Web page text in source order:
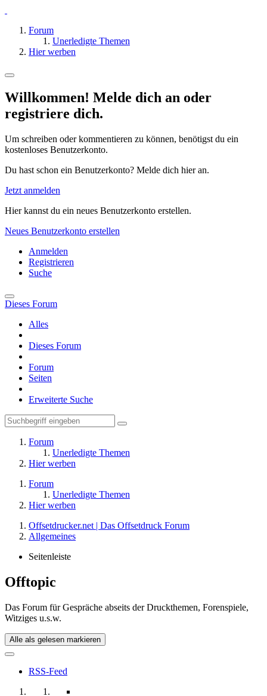
Forum
Unerledigte Themen
Hier werben
Willkommen! Melde dich an oder
registriere dich.
Um schreiben oder kommentieren zu können, benötigst du ein
kostenloses Benutzerkonto.
Du hast schon ein Benutzerkonto? Melde dich hier an.
Jetzt anmelden
Hier kannst du ein neues Benutzerkonto erstellen.
Neues Benutzerkonto erstellen
Anmelden
Registrieren
Suche
Dieses Forum
Alles
Dieses Forum
Forum
Seiten
Erweiterte Suche
Forum
Unerledigte Themen
Hier werben
Forum
Unerledigte Themen
Hier werben
Offsetdrucker.net | Das Offsetdruck Forum
Allgemeines
Seitenleiste
Offtopic
Das Forum für Gespräche abseits der Druckthemen, Forenspiele,
Witziges u.s.w.
Alle als gelesen markieren
RSS-Feed